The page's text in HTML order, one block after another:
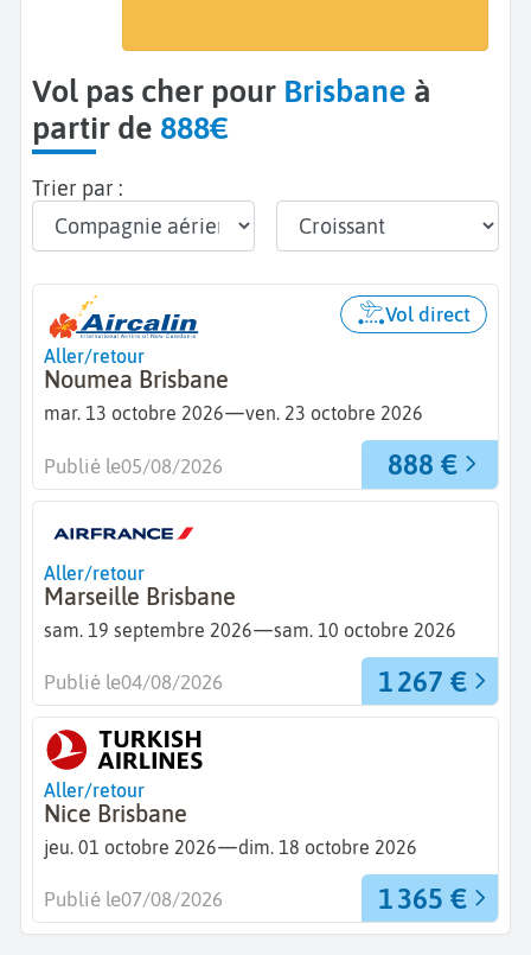
Vol pas cher pour Brisbane à
partir de 888€
Trier par :
Aller/retour
Noumea Brisbane
mar. 13 octobre 2026—ven. 23 octobre 2026
Vol direct
888 €
Publié le05/08/2026
Aller/retour
Marseille Brisbane
sam. 19 septembre 2026—sam. 10 octobre 2026
1 267 €
Publié le04/08/2026
Aller/retour
Nice Brisbane
jeu. 01 octobre 2026—dim. 18 octobre 2026
1 365 €
Publié le07/08/2026